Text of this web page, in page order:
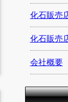
化石販売
化石販売
会社概要